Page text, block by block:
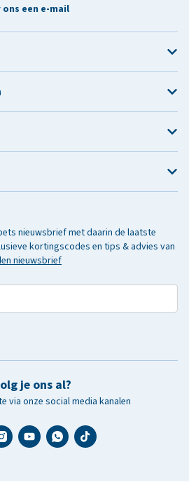
een e-mail
nieuwsbrief met daarin de laatste
kortingscodes en tips & advies van
nieuwsbrief
je ons al?
via onze social media kanalen